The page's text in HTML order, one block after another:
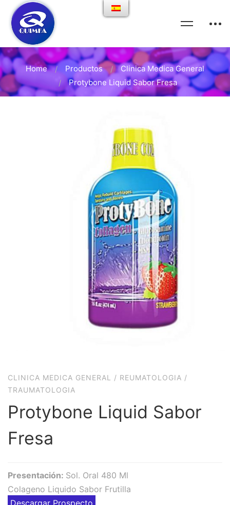
Home Productos
Clinica Medica General
Protybone Liquid Sabor Fresa
CLINICA MEDICA GENERAL / REUMATOLOGIA /
TRAUMATOLOGIA
Protybone Liquid Sabor
Fresa
Presentación: Sol. Oral 480 Ml
Colageno Liquido Sabor Frutilla
Descargar Prospecto